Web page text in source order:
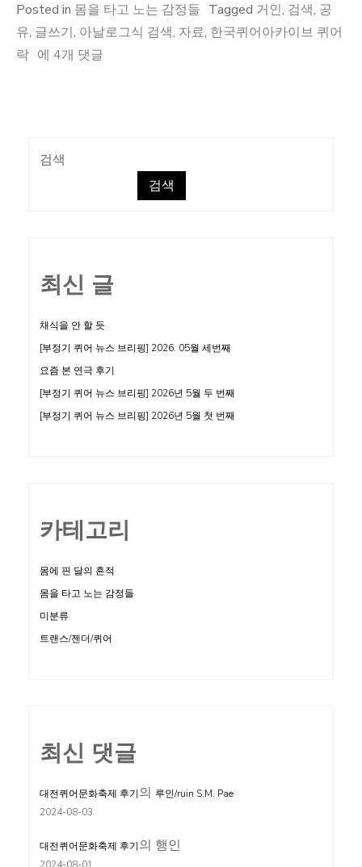
Posted in 몸을 타고 노는 감정들 Tagged 거인, 검색, 공
유, 글쓰기, 아날로그식 검색, 자료, 한국퀴어아카이브 퀴어
락 거
자
유
기
에 4개 댓글
검색
검색
최신 글
채식을 안 할 듯
[부정기 퀴어 뉴스 브리핑] 2026. 05월 세번째
요즘 본 연극 후기
[부정기 퀴어 뉴스 브리핑] 2026년 5월 두 번째
[부정기 퀴어 뉴스 브리핑] 2026년 5월 첫 번째
카테고리
몸에 핀 달의 흔적
몸을 타고 노는 감정들
미분류
트랜스/젠더/퀴어
최신 댓글
대전퀴어문화축제 후기의 루인/ruin S.M. Pae
2024-08-03
대전퀴어문화축제 후기의 행인